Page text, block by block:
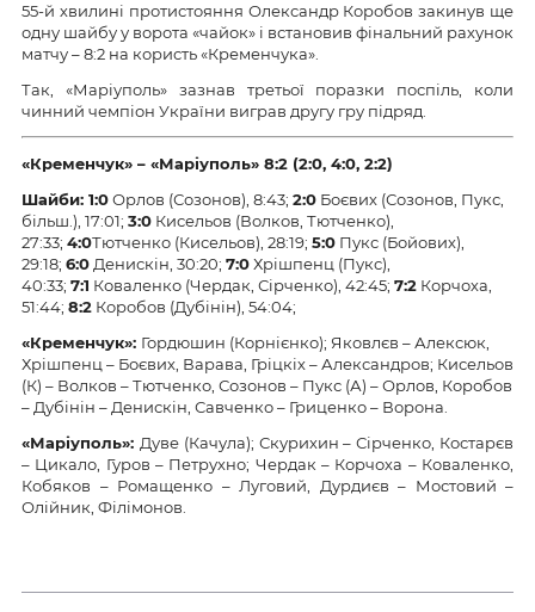
55-й хвилині протистояння Олександр Коробов закинув ще
одну шайбу у ворота «чайок» і встановив фінальний рахунок
матчу – 8:2 на користь «Кременчука».
Так, «Маріуполь» зазнав третьої поразки поспіль, коли
чинний чемпіон України виграв другу гру підряд.
«Кременчук» – «Маріуполь» 8:2 (2:0, 4:0, 2:2)
Шайби: 1:0Орлов (Созонов), 8:43; 2:0 Боєвих (Созонов, Пукс,
більш.), 17:01; 3:0 Кисельов (Волков, Тютченко),
27:33; 4:0Тютченко (Кисельов), 28:19; 5:0 Пукс (Бойових),
29:18; 6:0 Денискін, 30:20; 7:0Хрішпенц (Пукс),
40:33; 7:1 Коваленко (Чердак, Сірченко), 42:45; 7:2 Корчоха,
51:44; 8:2 Коробов (Дубінін), 54:04;
«Кременчук»: Гордюшин (Корнієнко); Яковлєв – Алексюк,
Хрішпенц – Боєвих, Варава, Гріцкіх – Александров; Кисельов
(К) – Волков – Тютченко, Созонов – Пукс (А) – Орлов, Коробов
– Дубінін – Денискін, Савченко – Гриценко – Ворона.
«Маріуполь»: Дуве (Качула); Скурихин – Сірченко, Костарєв
– Цикало, Гуров – Петрухно; Чердак – Корчоха – Коваленко,
Кобяков – Ромащенко – Луговий, Дурдиєв – Мостовий –
Олійник, Філімонов.